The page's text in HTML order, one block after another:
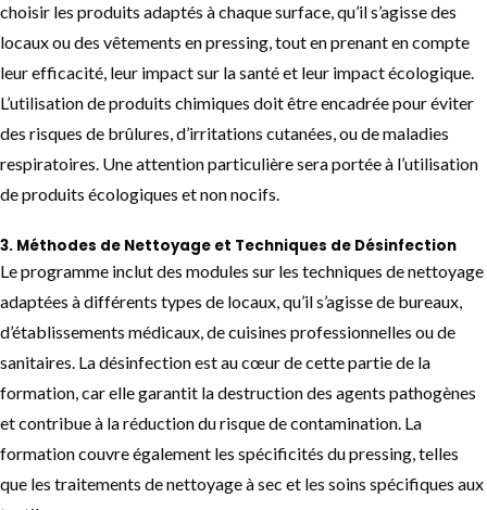
choisir les produits adaptés à chaque surface, qu’il s’agisse des
locaux ou des vêtements en pressing, tout en prenant en compte
leur efficacité, leur impact sur la santé et leur impact écologique.
L’utilisation de produits chimiques doit être encadrée pour éviter
des risques de brûlures, d’irritations cutanées, ou de maladies
respiratoires. Une attention particulière sera portée à l’utilisation
de produits écologiques et non nocifs.
3. Méthodes de Nettoyage et Techniques de Désinfection
Le programme inclut des modules sur les techniques de nettoyage
adaptées à différents types de locaux, qu’il s’agisse de bureaux,
d’établissements médicaux, de cuisines professionnelles ou de
sanitaires. La désinfection est au cœur de cette partie de la
formation, car elle garantit la destruction des agents pathogènes
et contribue à la réduction du risque de contamination. La
formation couvre également les spécificités du pressing, telles
que les traitements de nettoyage à sec et les soins spécifiques aux